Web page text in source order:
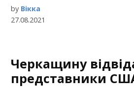
by Вікка
27.08.2021
Черкащину
представники